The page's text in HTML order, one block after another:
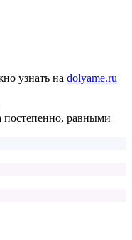
узнать на dolyame.ru
постепенно, равными